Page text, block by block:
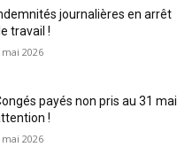
journalières en arrêt
travail !
mai 2026
payés non pris au 31 mai
!
mai 2026